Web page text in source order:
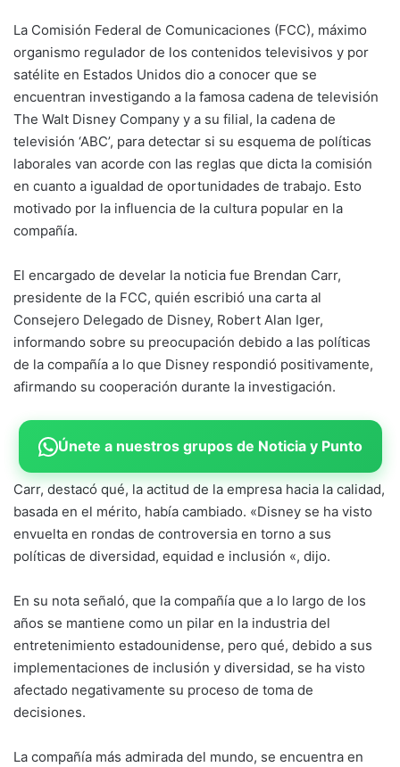
La Comisión Federal de Comunicaciones (FCC), máximo
organismo regulador de los contenidos televisivos y por
satélite en Estados Unidos dio a conocer que se
encuentran investigando a la famosa cadena de televisión
The Walt Disney Company y a su filial, la cadena de
televisión ‘ABC’, para detectar si su esquema de políticas
laborales van acorde con las reglas que dicta la comisión
en cuanto a igualdad de oportunidades de trabajo. Esto
motivado por la influencia de la cultura popular en la
compañía.
El encargado de develar la noticia fue Brendan Carr,
presidente de la FCC, quién escribió una carta al
Consejero Delegado de Disney, Robert Alan Iger,
informando sobre su preocupación debido a las políticas
de la compañía a lo que Disney respondió positivamente,
afirmando su cooperación durante la investigación.
Únete a nuestros grupos de Noticia y Punto
Carr, destacó qué, la actitud de la empresa hacia la calidad,
basada en el mérito, había cambiado. «Disney se ha visto
envuelta en rondas de controversia en torno a sus
políticas de diversidad, equidad e inclusión «, dijo.
En su nota señaló, que la compañía que a lo largo de los
años se mantiene como un pilar en la industria del
entretenimiento estadounidense, pero qué, debido a sus
implementaciones de inclusión y diversidad, se ha visto
afectado negativamente su proceso de toma de
decisiones.
La compañía más admirada del mundo, se encuentra en